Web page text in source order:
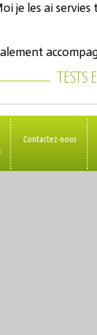
je les ai servies
Contactez-nous